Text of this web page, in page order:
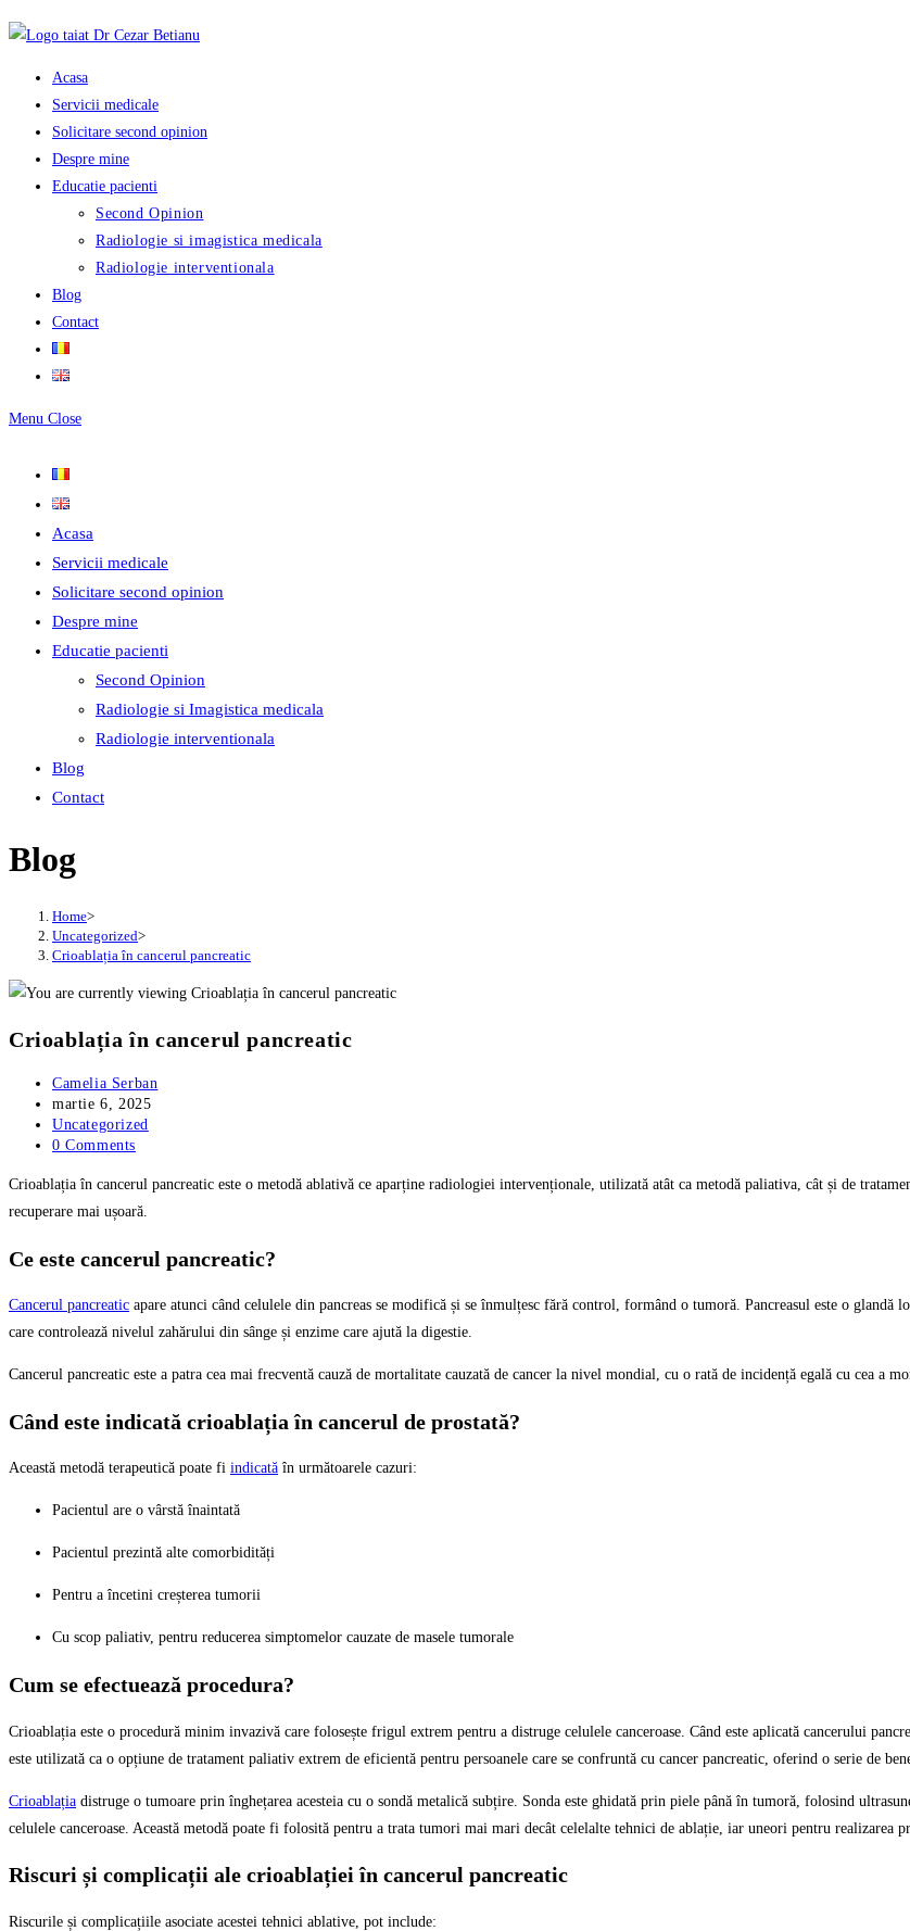
Skip
content Acasa
Servicii medicale
Solicitare second opinion
Despre mine
Educatie pacienti
Second Opinion
Radiologie si imagistica medicala
Radiologie interventionala
Blog
Contact
Menu Close
Acasa
Servicii medicale
Solicitare second opinion
Despre mine
Educatie pacienti
Second Opinion
Radiologie si Imagistica medicala
Radiologie interventionala
Blog
Contact
Blog
Home>
Uncategorized>
Crioablația în cancerul pancreatic
Crioablația în cancerul pancreatic
Post
author:
Camelia Serban
Post
published:
martie 6, 2025
Post
category:
Uncategorized
Post
0 Comments
Crioablația în cancerul pancreatic este o metodă ablativă ce aparține radiologiei intervenționale, utilizată atât ca metodă paliativa, cât și de
recuperare mai ușoară.
Ce este cancerul pancreatic?
Cancerul pancreatic apare atunci când celulele din pancreas se modifică și se înmulțesc fără control, formând o tumoră. Pancreasul este o
care controlează nivelul zahărului din sânge și enzime care ajută la digestie.
Cancerul pancreatic este a patra cea mai frecventă cauză de mortalitate cauzată de cancer la nivel mondial, cu o rată de incidență egală cu cea a
Când este indicată crioablația în cancerul de prostată?
Această metodă terapeutică poate fi indicată în următoarele cazuri:
Pacientul are o vârstă înaintată
Pacientul prezintă alte comorbidități
Pentru a încetini creșterea tumorii
Cu scop paliativ, pentru reducerea simptomelor cauzate de masele tumorale
Cum se efectuează procedura?
Crioablația este o procedură minim invazivă care folosește frigul extrem pentru a distruge celulele canceroase. Când este aplicată cancerului
este utilizată ca o opțiune de tratament paliativ extrem de eficientă pentru persoanele care se confruntă cu cancer pancreatic, oferind o serie de
Crioablația distruge o tumoare prin înghețarea acesteia cu o sondă metalică subțire. Sonda este ghidată prin piele până în tumoră, folosind
celulele canceroase. Această metodă poate fi folosită pentru a trata tumori mai mari decât celelalte tehnici de ablație, iar uneori pentru realizarea
Riscuri și complicații ale crioablației în cancerul pancreatic
Riscurile și complicațiile asociate acestei tehnici ablative, pot include: